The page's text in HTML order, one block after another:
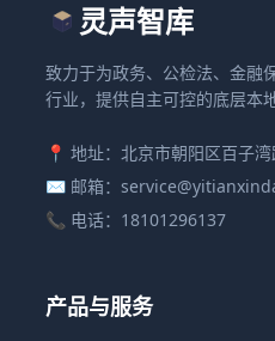
灵声智库
致力于为政务、公检法、金融
行业，提供自主可控的底层本
📍 地址：北京市朝阳区百子
✉️ 邮箱：
📞 电话：18101296137
产品与服务